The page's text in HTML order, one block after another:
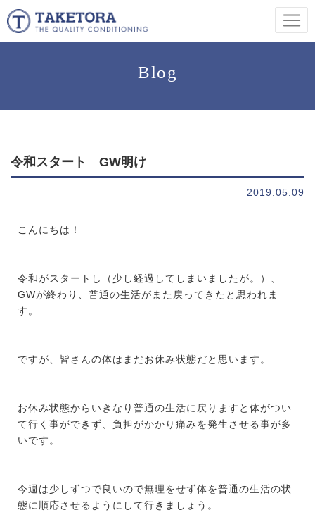
Blog
令和スタート GW明け
2019.05.09
こんにちは！
令和がスタートし（少し経過してしまいましたが。）、
GWが終わり、普通の生活がまた戻ってきたと思われま
す。
ですが、皆さんの体はまだお休み状態だと思います。
お休み状態からいきなり普通の生活に戻りますと体がつい
て行く事ができず、負担がかかり痛みを発生させる事が多
いです。
今週は少しずつで良いので無理をせず体を普通の生活の状
態に順応させるようにして行きましょう。